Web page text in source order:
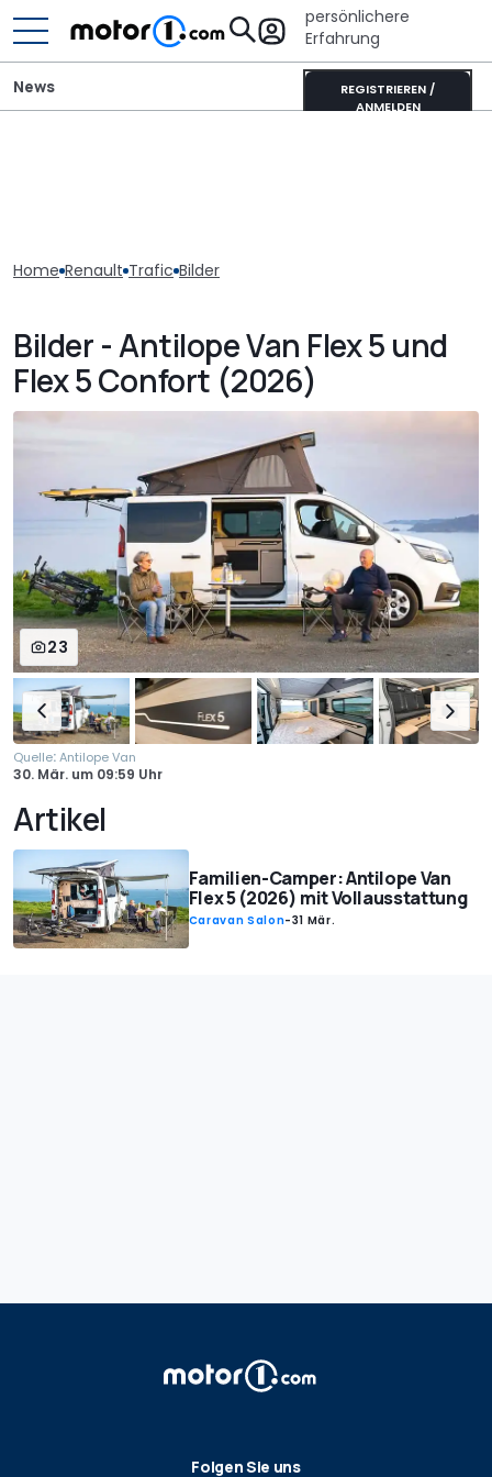
persönlichere
Erfahrung
REGISTRIEREN /
ANMELDEN
News
Home Renault Trafic Bilder
Bilder - Antilope Van Flex 5 und
Flex 5 Confort (2026)
23
Quelle:Antilope Van
30. Mär. um 09:59 Uhr
Artikel
Familien-Camper: Antilope Van
Flex 5 (2026) mit Vollausstattung
Caravan Salon-31 Mär.
Folgen Sie uns